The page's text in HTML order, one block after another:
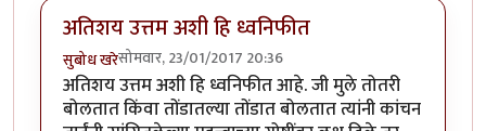
अतिशय उत्तम अशी हि ध्वनिफीत
सुबोध खरेसोमवार, 23/01/2017 20:36
अतिशय उत्तम अशी हि ध्वनिफीत आहे. जी मुले तोतरी
बोलतात किंवा तोंडातल्या तोंडात बोलतात त्यांनी कांचन